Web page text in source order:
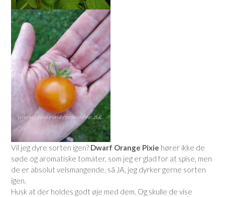
Vil jeg dyre sorten igen? Dwarf Orange Pixie hører ikke de
søde og aromatiske tomater, som jeg er glad for at spise, men
de er absolut velsmangende, så JA, jeg dyrker gerne sorten
igen.
Husk at der holdes godt øje med dem. Og skulle de vise